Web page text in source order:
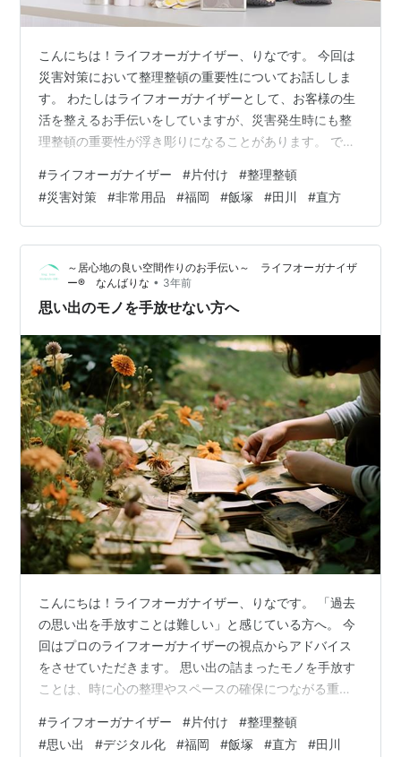
こんにちは！ライフオーガナイザー、りなです。 今回は
災害対策において整理整頓の重要性についてお話ししま
す。 わたしはライフオーガナイザーとして、お客様の生
活を整えるお手伝いをしていますが、災害発生時にも整
理整頓の重要性が浮き彫りになることがあります。 で
の理由をご紹介しますね。 1. 安全性の向上： 災害発生時
には、急いで避難する必要があります。 しかし、散らか
った部屋や不必要な物が散乱している状態では、避難経
路が塞がれたり、移動が妨げられたりする可能性があり
ます。 整理整頓された環境では、スムーズに避難するこ
とができ、安全性が向上します。 …
#ライフオーガナイザー #片付け #整理整頓
#災害対策 #非常用品 #福岡 #飯塚 #田川 #直方
～居心地の良い空間作りのお手伝い～ ライフオーガナイザ
ー®︎ なんばりな • 3年前
思い出のモノを手放せない方へ
こんにちは！ライフオーガナイザー、りなです。 「過去
の思い出を手放すことは難しい」と感じている方へ。 今
回はプロのライフオーガナイザーの視点からアドバイス
をさせていただきます。 思い出の詰まったモノを手放す
ことは、時に心の整理やスペースの確保につながる重要
げていきます。 1.写真やデジタル化による保存方法: 思い
出のモノを手放すことに不安を感じる方は、写真やデジ
#ライフオーガナイザー #片付け #整理整頓
#思い出 #デジタル化 #福岡 #飯塚 #直方 #田川